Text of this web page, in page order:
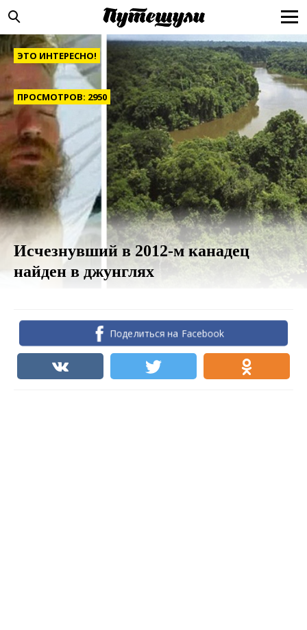
ЭТО ИНТЕРЕСНО!
ПРОСМОТРОВ: 2950
Исчезнувший в 2012-м канадец
найден в джунглях
Поделиться на Facebook